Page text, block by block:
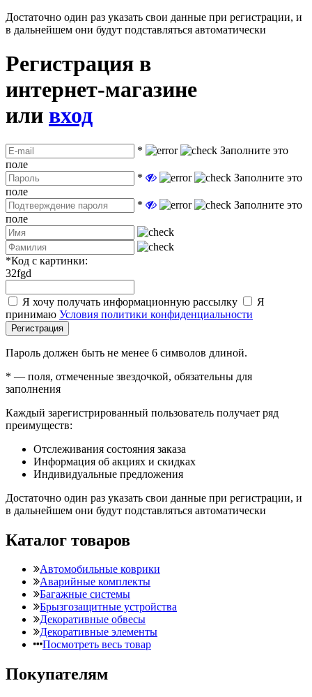
Достаточно один раз указать свои данные при регистрации, и
в дальнейшем они будут подставляться автоматически
Регистрация в
интернет-магазине
или вход
*
Заполните это
поле
*
Заполните это
поле
*
Заполните это
поле
*Код с картинки:
32fgd
Я хочу получать информационную рассылку
Я
принимаю Условия политики конфиденциальности
Регистрация
Пароль должен быть не менее 6 символов длиной.
* — поля, отмеченные звездочкой, обязательны для
заполнения
Каждый зарегистрированный пользователь получает ряд
преимуществ:
Отслеживания состояния заказа
Информация об акциях и скидках
Индивидуальные предложения
Достаточно один раз указать свои данные при регистрации, и
в дальнейшем они будут подставляться автоматически
Каталог товаров
Автомобильные коврики
Аварийные комплекты
Багажные системы
Брызгозащитные устройства
Декоративные обвесы
Декоративные элементы
Посмотреть весь товар
Покупателям